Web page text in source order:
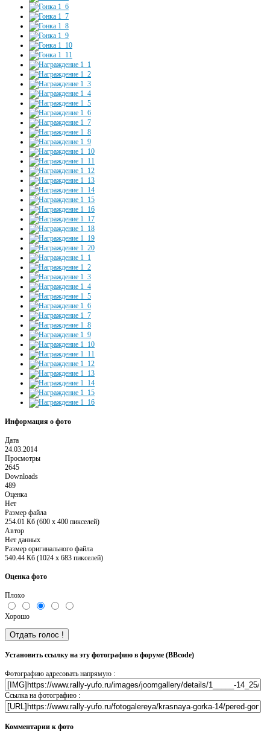
Информация о фото
Дата
24.03.2014
Просмотры
2645
Downloads
489
Оценка
Нет
Размер файла
254.01 Кб (600 x 400 пикселей)
Автор
Нет данных
Размер оригинального файла
540.44 Кб (1024 x 683 пикселей)
Оценка фото
Плохо
Хорошо
Установить ссылку на эту фотографию в форуме (BBcode)
Фотографию адресовать напрямую :
Ссылка на фотографию :
Комментарии к фото